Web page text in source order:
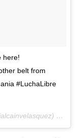
here!
belt from
#LuchaLibre
on